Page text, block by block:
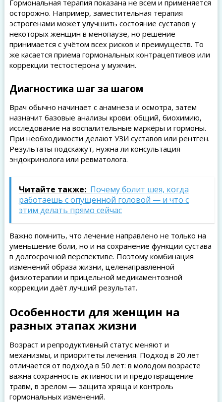
Гормональная терапия показана не всем и применяется
осторожно. Например, заместительная терапия
эстрогенами может улучшить состояние суставов у
некоторых женщин в менопаузе, но решение
принимается с учётом всех рисков и преимуществ. То
же касается приема гормональных контрацептивов или
коррекции тестостерона у мужчин.
Диагностика шаг за шагом
Врач обычно начинает с анамнеза и осмотра, затем
назначит базовые анализы крови: общий, биохимию,
исследование на воспалительные маркёры и гормоны.
При необходимости делают УЗИ суставов или рентген.
Результаты подскажут, нужна ли консультация
эндокринолога или ревматолога.
Читайте также: Почему болит шея, когда
работаешь с опущенной головой — и что с
этим делать прямо сейчас
Важно помнить, что лечение направлено не только на
уменьшение боли, но и на сохранение функции сустава
в долгосрочной перспективе. Поэтому комбинация
изменений образа жизни, целенаправленной
физиотерапии и прицельной медикаментозной
коррекции даёт лучший результат.
Особенности для женщин на
разных этапах жизни
Возраст и репродуктивный статус меняют и
механизмы, и приоритеты лечения. Подход в 20 лет
отличается от подхода в 50 лет: в молодом возрасте
важна сохранность активности и предотвращение
травм, в зрелом — защита хряща и контроль
гормональных изменений.